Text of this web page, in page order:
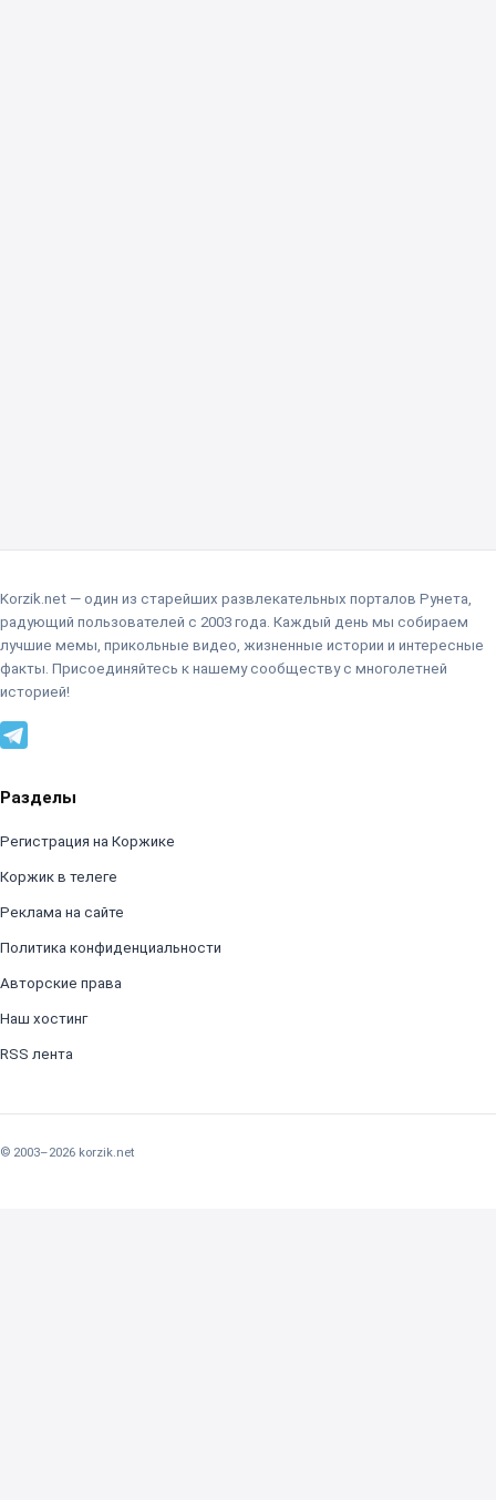
Korzik.net — один из старейших развлекательных порталов Рунета,
радующий пользователей с 2003 года. Каждый день мы собираем
лучшие мемы, прикольные видео, жизненные истории и интересные
факты. Присоединяйтесь к нашему сообществу с многолетней
историей!
Разделы
Регистрация на Коржике
Коржик в телеге
Реклама на сайте
Политика конфиденциальности
Авторские права
Наш хостинг
RSS лента
© 2003–2026 korzik.net